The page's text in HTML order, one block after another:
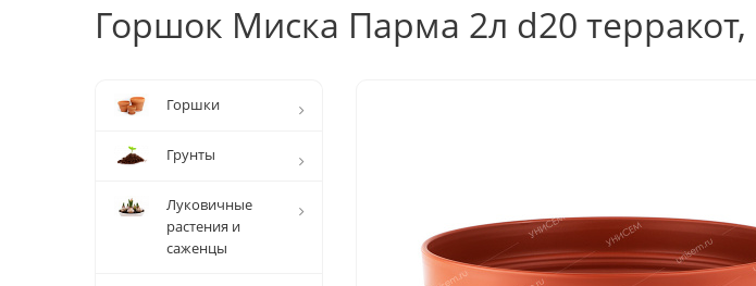
Горшок Миска Парма 2л d20 терракот,
Горшки
Грунты
Луковичные
растения и
саженцы